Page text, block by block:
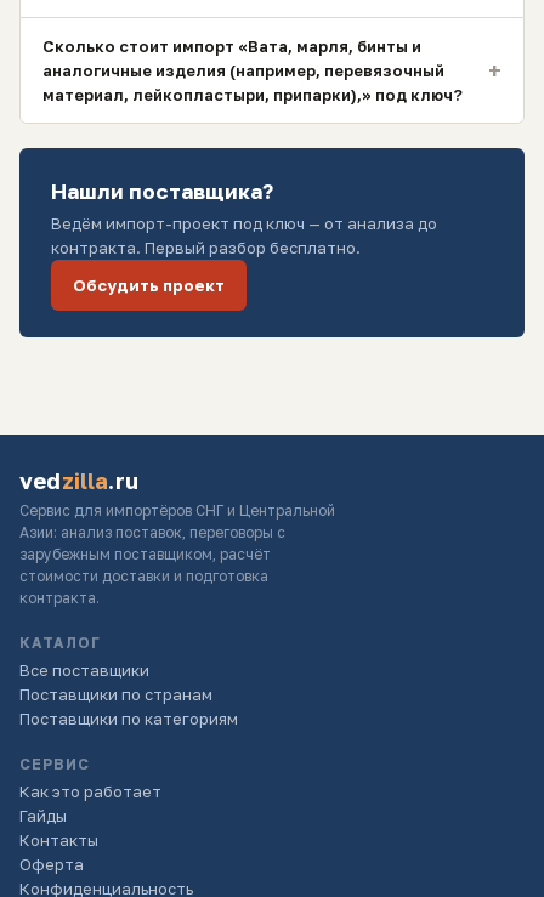
Сколько стоит импорт «Вата, марля, бинты и
аналогичные изделия (например, перевязочный
материал, лейкопластыри, припарки),» под ключ?
+
Нашли поставщика?
Ведём импорт-проект под ключ — от анализа до
контракта. Первый разбор бесплатно.
Обсудить проект
vedzilla.ru
Сервис для импортёров СНГ и Центральной
Азии: анализ поставок, переговоры с
зарубежным поставщиком, расчёт
стоимости доставки и подготовка
контракта.
КАТАЛОГ
Все поставщики
Поставщики по странам
Поставщики по категориям
СЕРВИС
Как это работает
Гайды
Контакты
Оферта
Конфиденциальность